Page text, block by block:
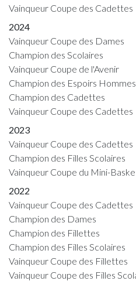
Vainqueur Coupe des Cadettes
2024
Vainqueur Coupe des Dames
Champion des Scolaires
Vainqueur Coupe de l'Avenir
Champion des Espoirs Hommes
Champion des Cadettes
Vainqueur Coupe des Cadettes
2023
Vainqueur Coupe des Cadettes
Champion des Filles Scolaires
Vainqueur Coupe du Mini-
2022
Vainqueur Coupe des Cadettes
Champion des Dames
Champion des Fillettes
Champion des Filles Scolaires
Vainqueur Coupe des Fillettes
Vainqueur Coupe des Filles